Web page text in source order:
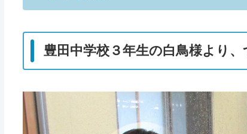
豊田中学校３年生の白鳥様より